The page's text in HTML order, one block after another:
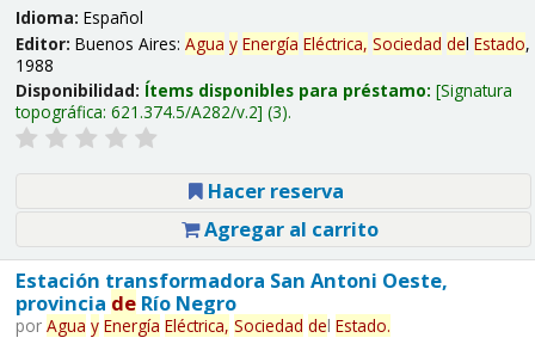
Idioma: Español
Editor: Buenos Aires: Agua y Energía Eléctrica, Sociedad del Estado,
1988
Disponibilidad: Ítems disponibles para préstamo: Signatura
topográfica: 621.374.5/A282/v.2 (3).
Hacer reserva
Agregar al carrito
Estación transformadora San Antoni Oeste,
provincia deRío Negro
por Agua y Energía Eléctrica, Sociedad del Estado.